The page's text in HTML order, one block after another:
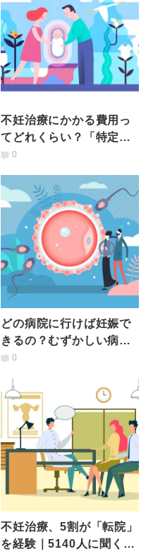
不妊治療にかかる費用っ
てどれくらい？「特定不
妊治療助成制度」の適用
実】
0
どの病院に行けば妊娠で
きるの？むずかしい病院
選びと治療費のハードル
0
不妊治療、5割が「転院」
を経験｜5140人に聞く不